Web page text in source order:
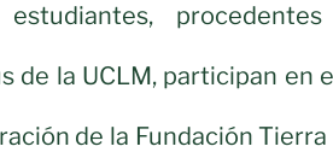
de la UCLM, participan en
de la Fundación